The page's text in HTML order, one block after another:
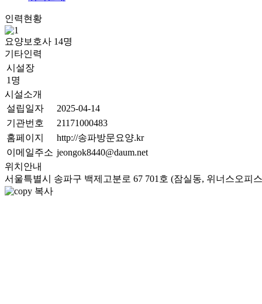
인력현황
요양보호사 14명
기타인력
시설장
1명
시설소개
설립일자
2025-04-14
기관번호
21171000483
홈페이지
http://송파방문요양.kr
이메일주소 jeongok8440@daum.net
위치안내
서울특별시 송파구 백제고분로 67 701호 (잠실동, 위너스오피
복사